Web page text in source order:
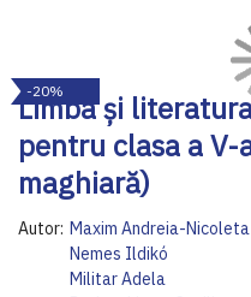
Limba și
pentru clasa a
maghiară)
Autor: Maxim Andreia-Nicoleta
Nemes Ildikó
Militar Adela
to
the
end
of
the
images
gallery
-20%